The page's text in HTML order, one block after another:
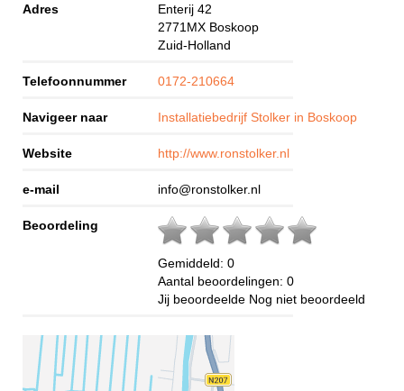
Adres
Enterij 42
2771MX Boskoop
Zuid-Holland
Telefoonnummer 0172-210664
Navigeer naar Installatiebedrijf Stolker in Boskoop
Website http://www.ronstolker.nl
e-mail info@ronstolker.nl
Beoordeling
Gemiddeld: 0
Aantal beoordelingen: 0
Jij beoordeelde Nog niet beoordeeld